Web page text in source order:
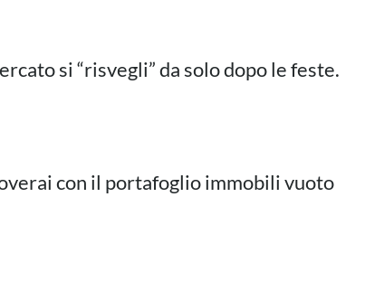
si “risvegli” da solo dopo le feste.
con il portafoglio immobili vuoto